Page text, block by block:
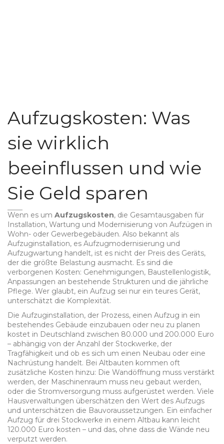
Aufzugskosten: Was
sie wirklich
beeinflussen und wie
Sie Geld sparen
Wenn es um Aufzugskosten, die Gesamtausgaben für
Installation, Wartung und Modernisierung von Aufzügen in
Wohn- oder Gewerbegebäuden. Also bekannt als
Aufzuginstallation, es Aufzugmodernisierung und
Aufzugwartung handelt, ist es nicht der Preis des Geräts,
der die größte Belastung ausmacht. Es sind die
verborgenen Kosten: Genehmigungen, Baustellenlogistik,
Anpassungen an bestehende Strukturen und die jährliche
Pflege. Wer glaubt, ein Aufzug sei nur ein teures Gerät,
unterschätzt die Komplexität.
Die Aufzuginstallation, der Prozess, einen Aufzug in ein
bestehendes Gebäude einzubauen oder neu zu planen
kostet in Deutschland zwischen 80.000 und 200.000 Euro
– abhängig von der Anzahl der Stockwerke, der
Tragfähigkeit und ob es sich um einen Neubau oder eine
Nachrüstung handelt. Bei Altbauten kommen oft
zusätzliche Kosten hinzu: Die Wandöffnung muss verstärkt
werden, der Maschinenraum muss neu gebaut werden,
oder die Stromversorgung muss aufgerüstet werden. Viele
Hausverwaltungen überschätzen den Wert des Aufzugs
und unterschätzen die Bauvoraussetzungen. Ein einfacher
Aufzug für drei Stockwerke in einem Altbau kann leicht
120.000 Euro kosten – und das, ohne dass die Wände neu
verputzt werden.